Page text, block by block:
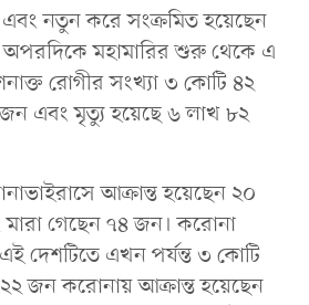
নতুন করে সংক্রমিত হয়েছেন
মহামারির শুরু থেকে এ
রোগীর সংখ্যা ৩ কোটি ৪২
এবং মৃত্যু হয়েছে ৬ লাখ ৮২
আক্রান্ত হয়েছেন ২০
গেছেন ৭৪ জন। করোনা
দেশটিতে এখন পর্যন্ত ৩ কোটি
জন করোনায় আক্রান্ত হয়েছেন